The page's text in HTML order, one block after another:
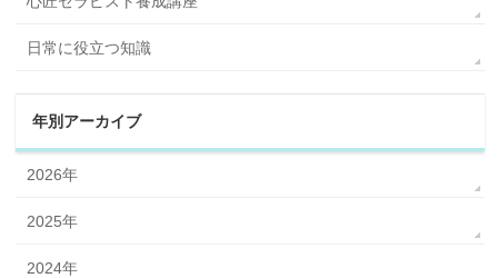
日常に役立つ知識
年別アーカイブ
2026年
2025年
2024年